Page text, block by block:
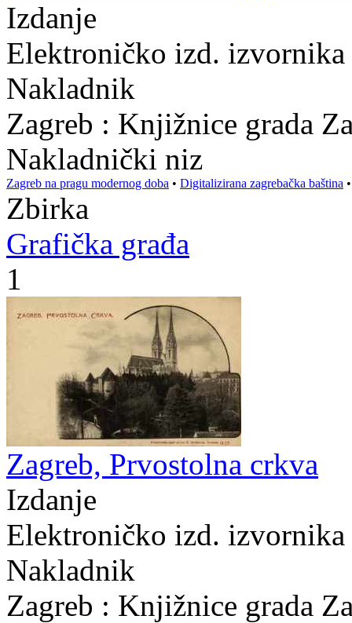
Izdanje
Elektroničko izd.
Nakladnik
Zagreb : Knjižnice grada
Nakladnički niz
Zagreb na pragu modernog doba • Digitalizirana zagrebačka baština
Zbirka
Grafička građa
1
Zagreb, Prvostolna crkva
Izdanje
Elektroničko izd.
Nakladnik
Zagreb : Knjižnice grada